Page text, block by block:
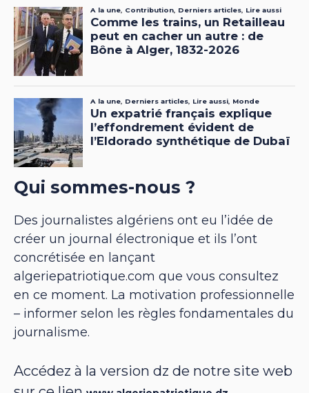
Qui sommes-nous ?
Des journalistes algériens ont eu l’idée de
créer un journal électronique et ils l’ont
concrétisée en lançant
algeriepatriotique.com que vous consultez
en ce moment. La motivation professionnelle
– informer selon les règles fondamentales du
journalisme.
Accédez à la version dz de notre site web